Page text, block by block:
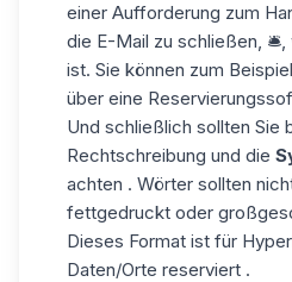
einer Aufforderung zum
die E-Mail zu schließen, 🛎️,
ist. Sie können zum
über eine
Und schließlich sollten Sie
Rechtschreibung und die
achten . Wörter sollten
fettgedruckt oder
Dieses Format ist für
Daten/Orte reserviert .